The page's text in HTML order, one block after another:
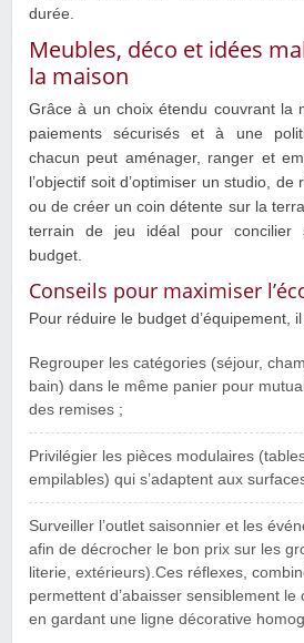
durée.
Meubles, déco et idées
la maison
Grâce à un choix étendu couvrant la
paiements sécurisés et à une
chacun peut aménager, ranger et
l’objectif soit d’optimiser un studio,
ou de créer un coin détente sur la
terrain de jeu idéal pour concilier
budget.
Conseils pour maximiser
Pour réduire le budget d’équipement,
Regrouper les catégories (séjour,
bain) dans le même panier pour
des remises ;
Privilégier les pièces modulaires
empilables) qui s’adaptent aux
Surveiller l’outlet saisonnier et les
afin de décrocher le bon prix sur les
literie, extérieurs).Ces réflexes,
permettent d’abaisser sensiblement le
en gardant une ligne décorative